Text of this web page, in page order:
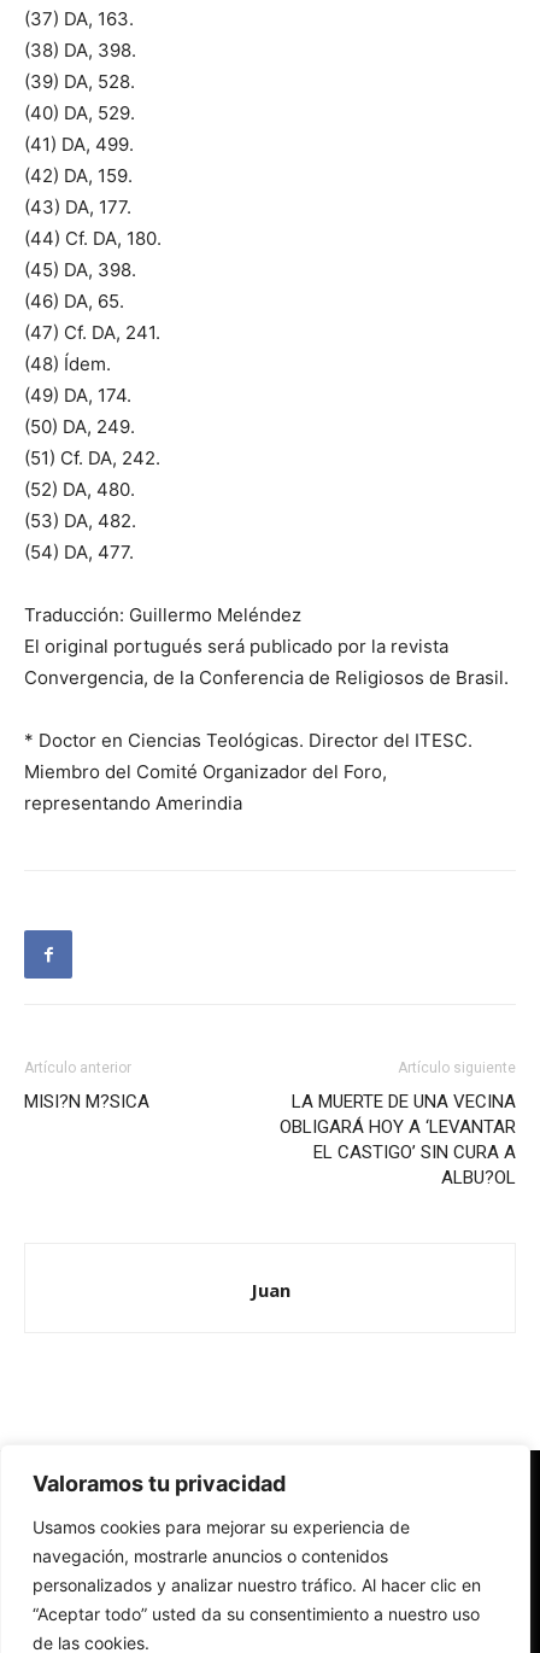
Valoramos tu privacidad
Usamos cookies para mejorar su experiencia de
navegación, mostrarle anuncios o contenidos
personalizados y analizar nuestro tráfico. Al hacer clic en
“Aceptar todo” usted da su consentimiento a nuestro uso
de las cookies.
(37) DA, 163.
(38) DA, 398.
(39) DA, 528.
(40) DA, 529.
(41) DA, 499.
(42) DA, 159.
(43) DA, 177.
(44) Cf. DA, 180.
(45) DA, 398.
(46) DA, 65.
(47) Cf. DA, 241.
(48) Ídem.
(49) DA, 174.
(50) DA, 249.
(51) Cf. DA, 242.
(52) DA, 480.
(53) DA, 482.
(54) DA, 477.
Traducción: Guillermo Meléndez
El original portugués será publicado por la revista
Convergencia, de la Conferencia de Religiosos de Brasil.
* Doctor en Ciencias Teológicas. Director del ITESC.
Miembro del Comité Organizador del Foro,
representando Amerindia
Artículo anterior
MISI?N M?SICA
Artículo siguiente
LA MUERTE DE UNA VECINA
OBLIGARÁ HOY A ‘LEVANTAR
EL CASTIGO’ SIN CURA A
ALBU?OL
Juan
Redes Cristianas
Una mirada alternativa sobre la Iglesia católica y la sociedad
- Colectivos de Redes Cristianas